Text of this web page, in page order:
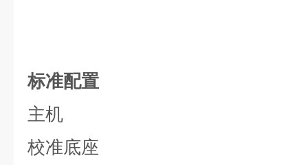
标准配置
主机
校准底座